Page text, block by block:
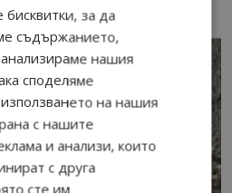
за да
съдържанието,
нашия
споделяме
на нашия
с нашите
и анализи, които
с друга
сте им